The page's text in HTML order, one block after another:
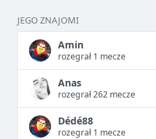
JEGO ZNAJOMI
Amin
rozegrał 1 mecze
Anas
rozegrał 262 mecze
Dédé88
rozegrał 1 mecze